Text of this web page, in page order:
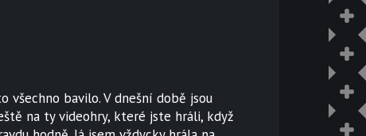
bavilo. V dnešní době jsou
na ty videohry, které jste hráli, když